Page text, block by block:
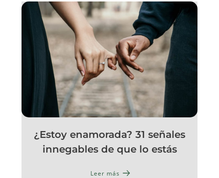
¿Estoy enamorada? 31 señales
innegables de que lo estás
Leer más